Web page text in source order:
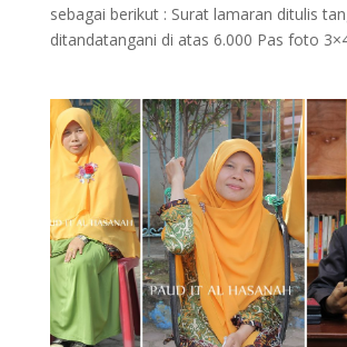
sebagai berikut : Surat lamaran ditulis
ditandatangani di atas 6.000 Pas foto